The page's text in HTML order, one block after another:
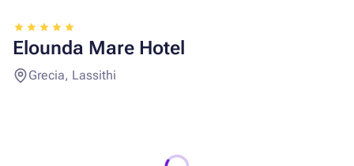
Elounda Mare Hotel
Grecia, Lassithi